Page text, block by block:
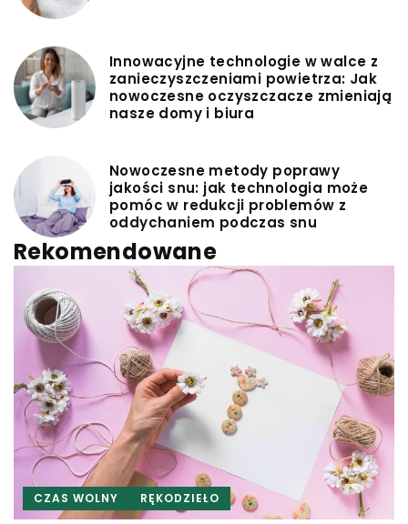
Innowacyjne technologie w walce z
zanieczyszczeniami powietrza: Jak
nowoczesne oczyszczacze zmieniają
nasze domy i biura
Nowoczesne metody poprawy
jakości snu: jak technologia może
pomóc w redukcji problemów z
oddychaniem podczas snu
Rekomendowane
CZAS WOLNY INNE
CZAS WOLNY RĘKODZIEŁO
INNE